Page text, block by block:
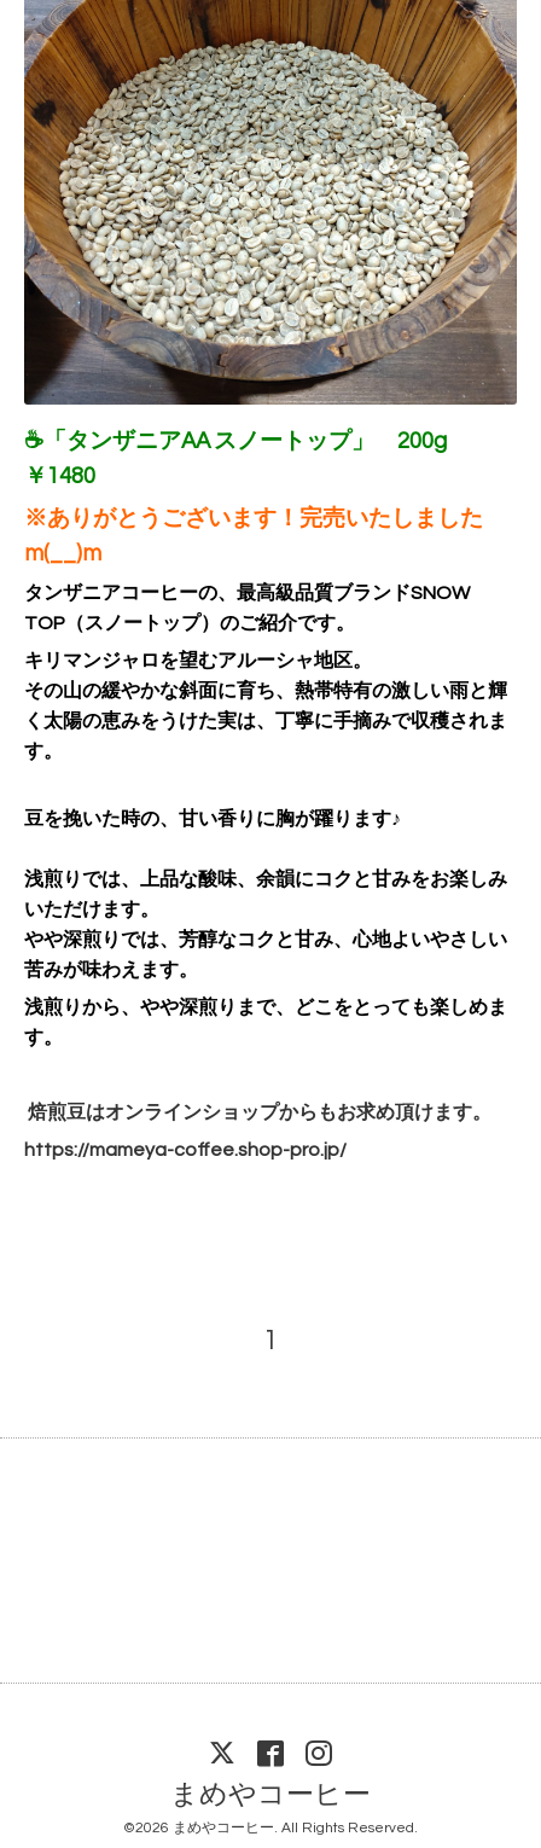
☕「タンザニアAA スノートップ」 200g
￥1480
※ありがとうございます！完売いたしました
m(__)m
タンザニアコーヒーの、最高級品質ブランドSNOW
TOP（スノートップ）のご紹介です。
キリマンジャロを望むアルーシャ地区。
その山の緩やかな斜面に育ち、熱帯特有の激しい雨と輝
く太陽の恵みをうけた実は、丁寧に手摘みで収穫されま
す。
豆を挽いた時の、甘い香りに胸が躍ります♪
浅煎りでは、上品な酸味、余韻にコクと甘みをお楽しみ
いただけます。
やや深煎りでは、芳醇なコクと甘み、心地よいやさしい
苦みが味わえます。
浅煎りから、やや深煎りまで、どこをとっても楽しめま
す。
焙煎豆はオンラインショップからもお求め頂けます。
https://mameya-coffee.shop-pro.jp/
1
まめやコーヒー
©2026 まめやコーヒー. All Rights Reserved.